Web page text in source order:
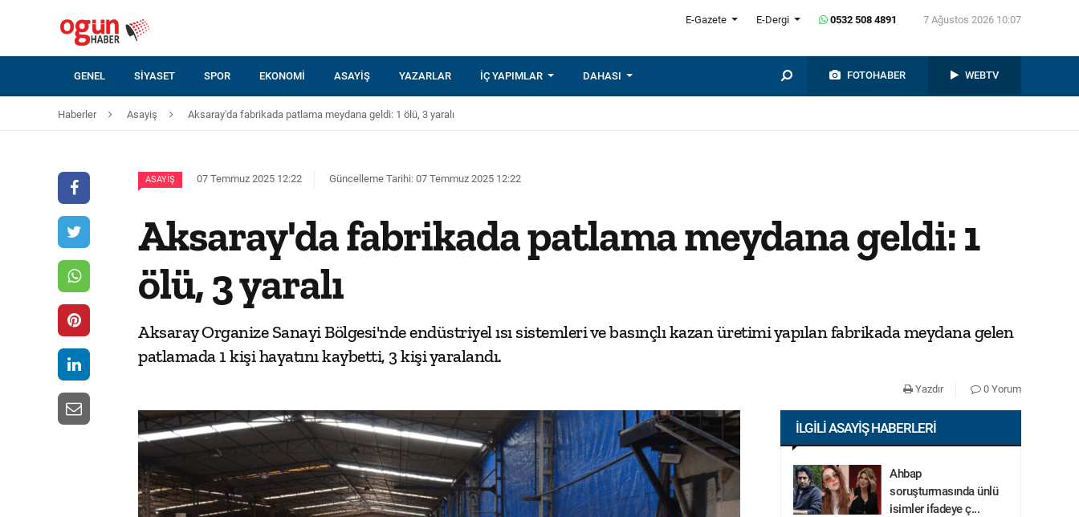
E-Gazete E-Dergi 0532 508 4891 7 Ağustos 2026 10:07
GENEL SIYASET SPOR EKONOMI ASAYIŞ YAZARLAR İÇ YAPIMLAR DAHASI FOTOHABER WEBTV
Haberler Asayiş Aksaray'da fabrikada patlama meydana geldi: 1 ölü, 3 yaralı
ASAYIŞ 07 Temmuz 2025 12:22 Güncelleme Tarihi: 07 Temmuz 2025 12:22
Aksaray'da fabrikada patlama meydana geldi: 1
ölü, 3 yaralı
Aksaray Organize Sanayi Bölgesi'nde endüstriyel ısı sistemleri ve basınçlı kazan üretimi yapılan fabrikada meydana gelen
patlamada 1 kişi hayatını kaybetti, 3 kişi yaralandı.
Yazdır 0 Yorum
İLGILI ASAYIŞ HABERLERI
Ahbap
soruşturmasında ünlü
isimler ifadeye ç...